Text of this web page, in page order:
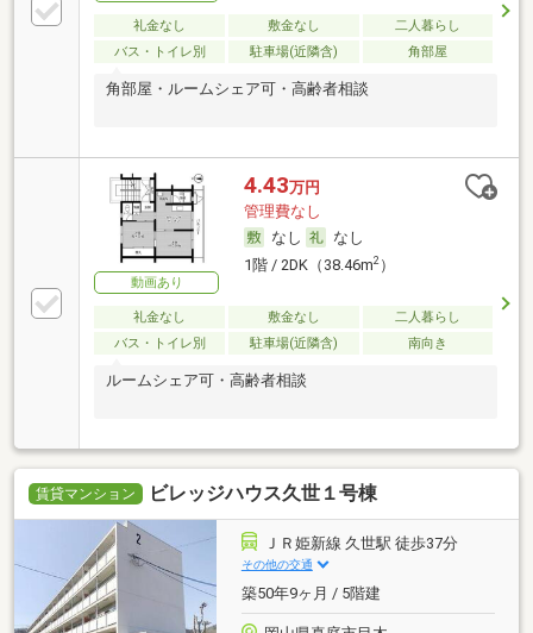
礼金なし 敷金なし
二人暮らし
バス・トイレ別
駐車場(近隣含) 角部屋
角部屋・ルームシェア可・高齢者相談
動画あり
4.43万円
管理費なし
なし
なし
1階 / 2DK（38.46m2）
礼金なし 敷金なし
二人暮らし
バス・トイレ別
駐車場(近隣含) 南向き
ルームシェア可・高齢者相談
賃貸マンション ビレッジハウス久世１号棟
ＪＲ姫新線 久世駅 徒歩37分
その他の交通
築50年9ヶ月 / 5階建